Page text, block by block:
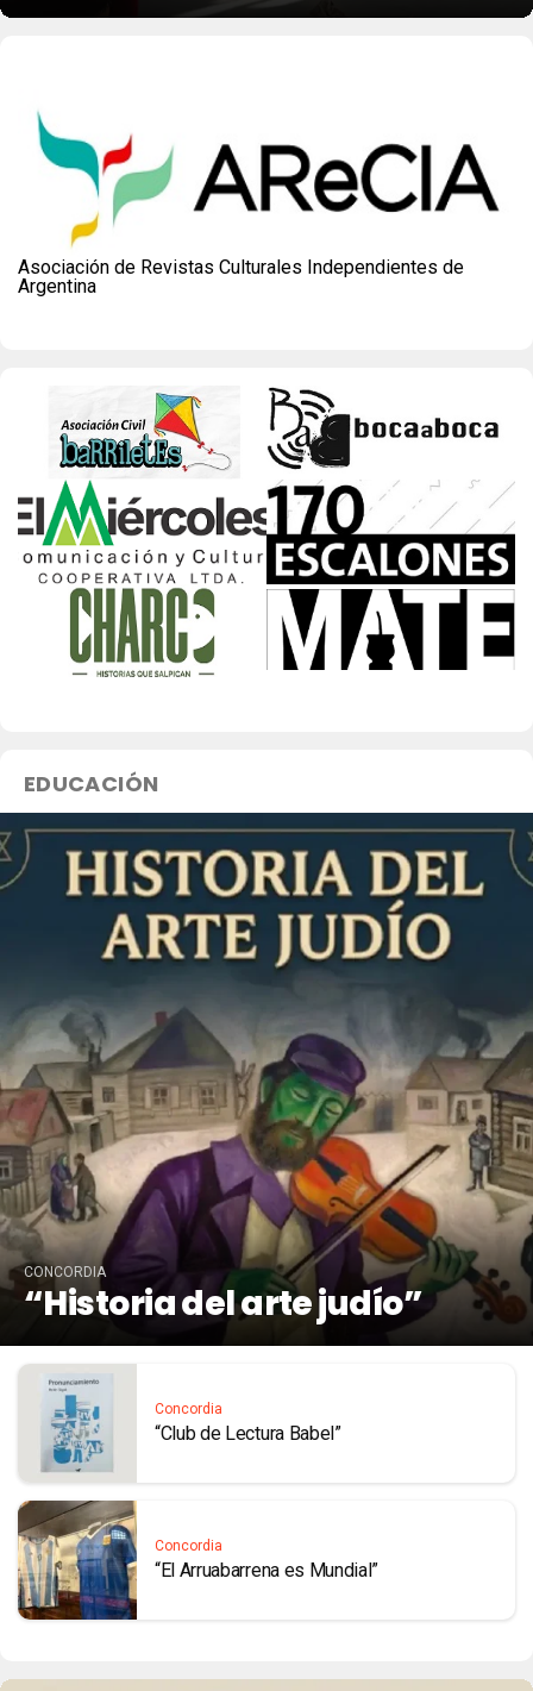
Asociación de Revistas Culturales Independientes de
Argentina
AReCIA Nodo Litoral
EDUCACIÓN
CONCORDIA
“Historia del arte judío”
Concordia
“Club de Lectura Babel”
Concordia
“El Arruabarrena es Mundial”